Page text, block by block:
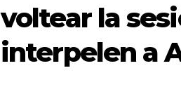
voltear la
interpelen a